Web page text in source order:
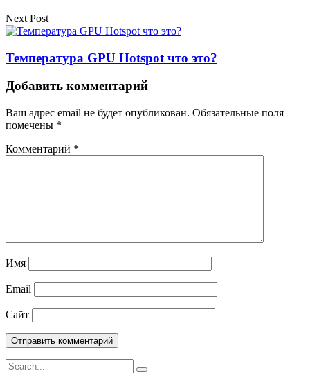
Next Post
Температура GPU Hotspot что это?
Добавить комментарий
Ваш адрес email не будет опубликован. Обязательные поля
помечены *
Комментарий *
Имя
Email
Сайт